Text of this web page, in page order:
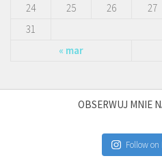
« mar
24
25 26 27
31
OBSERWUJ MNIE
Follow